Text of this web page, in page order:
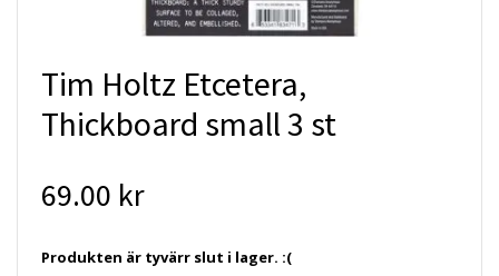
Tim Holtz Etcetera,
Thickboard small 3 st
69.00 kr
Produkten är tyvärr slut i lager. :(